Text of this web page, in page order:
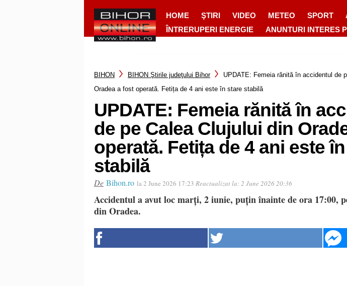
HOME ŞTIRI VIDEO METEO SPORT
ÎNTRERUPERI ENERGIE
ANUNTURI INTERES
BIHON BIHON Ştirile judeţului Bihor
UPDATE: Femeia rănită în accidentul de
Oradea a fost operată. Fetița de 4 ani este în stare stabilă
UPDATE: Femeia rănită în
de pe Calea Clujului din
operată. Fetița de 4 ani este
stabilă
De Bihon.ro la 2 June 2026 17:23 Reactualizat la:2 June 2026 20:36
Accidentul a avut loc marți, 2 iunie, puțin înainte de ora 17:00,
din Oradea.